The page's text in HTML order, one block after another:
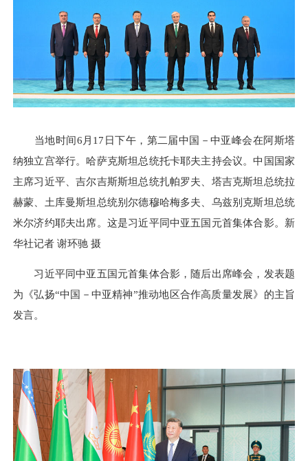
当地时间6月17日下午，第二届中国－中亚峰会在阿斯塔
纳独立宫举行。哈萨克斯坦总统托卡耶夫主持会议。中国国家
主席习近平、吉尔吉斯斯坦总统扎帕罗夫、塔吉克斯坦总统拉
赫蒙、土库曼斯坦总统别尔德穆哈梅多夫、乌兹别克斯坦总统
米尔济约耶夫出席。这是习近平同中亚五国元首集体合影。新
华社记者 谢环驰 摄
习近平同中亚五国元首集体合影，随后出席峰会，发表题
为《弘扬“中国－中亚精神”推动地区合作高质量发展》的主旨
发言。